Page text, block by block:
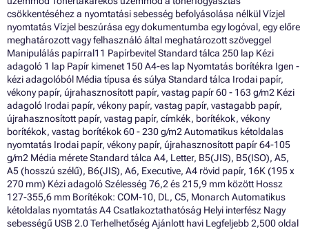
csökkentéséhez a nyomtatási sebesség befolyásolása nélkül Vízjel
nyomtatás Vízjel beszúrása egy dokumentumba egy logóval, egy előre
meghatározott vagy felhasználó által meghatározott szöveggel
Manipulálás papírral11 Papírbevitel Standard tálca 250 lap Kézi
adagoló 1 lap Papír kimenet 150 A4-es lap Nyomtatás borítékra Igen -
kézi adagolóból Média típusa és súlya Standard tálca Irodai papír,
vékony papír, újrahasznosított papír, vastag papír 60 - 163 g/m2 Kézi
adagoló Irodai papír, vékony papír, vastag papír, vastagabb papír,
újrahasznosított papír, vastag papír, címkék, borítékok, vékony
borítékok, vastag borítékok 60 - 230 g/m2 Automatikus kétoldalas
nyomtatás Irodai papír, vékony papír, újrahasznosított papír 64-105
g/m2 Média mérete Standard tálca A4, Letter, B5(JIS), B5(ISO), A5,
A5 (hosszú szélű), B6(JIS), A6, Executive, A4 rövid papír, 16K (195 x
270 mm) Kézi adagoló Szélesség 76,2 és 215,9 mm között Hossz
127-355,6 mm Borítékok: COM-10, DL, C5, Monarch Automatikus
kétoldalas nyomtatás A4 Csatlakoztathatóság Helyi interfész Nagy
sebességű USB 2.0 Terhelhetőség Ajánlott havi Legfeljebb 2,500 oldal